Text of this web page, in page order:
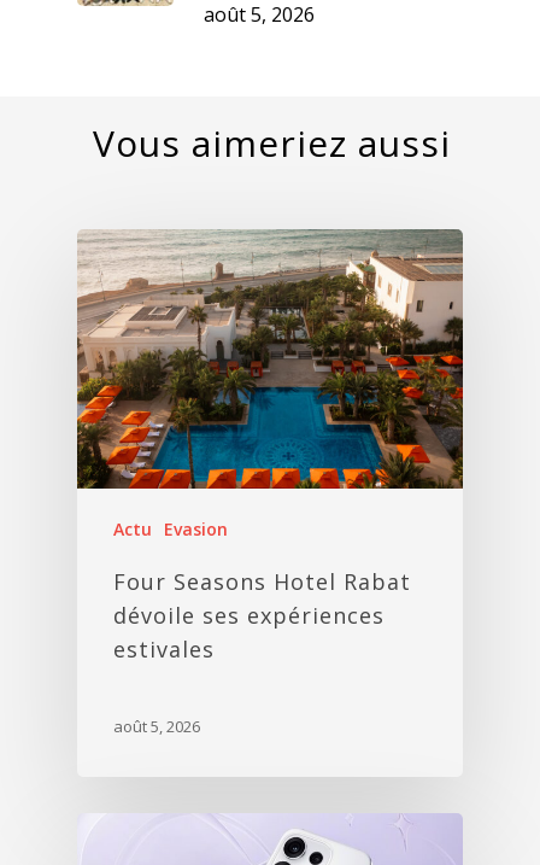
août 5, 2026
Actu Evasion
Four Seasons Hotel Rabat
dévoile ses expériences
estivales
août 5, 2026